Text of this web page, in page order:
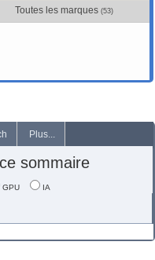
Toutes les marques(53)
Plus...
sommaire
GPU IA